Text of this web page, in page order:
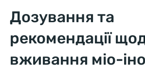
Дозування та
рекомендації
вживання міо-